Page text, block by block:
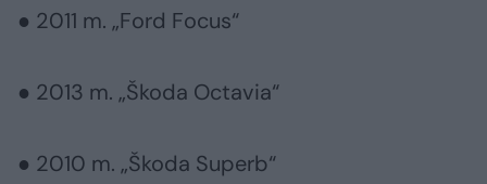
● 2011 m. „Ford Focus“
● 2013 m. „Škoda Octavia“
● 2010 m. „Škoda Superb“